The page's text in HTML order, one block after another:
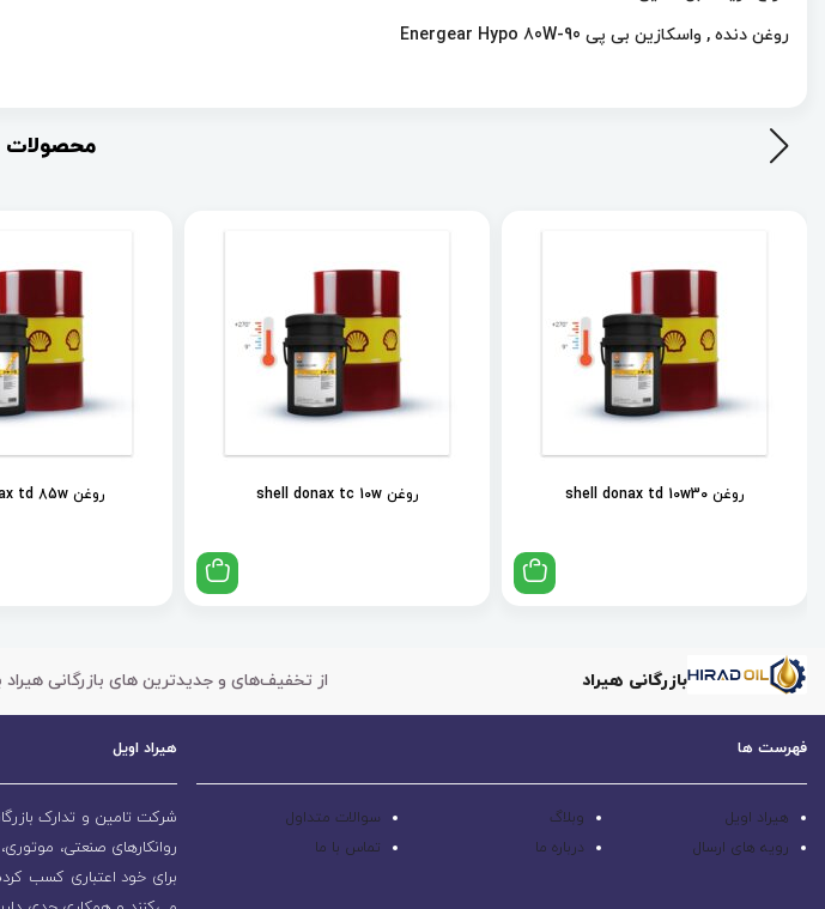
روغن دنده , واسکازین بی پی Energear Hypo 80W-90
محصولات
روغن shell donax td 10w30 روغن shell donax tc 10w روغن shell donax td 85w
بازرگانی هیراد از تخفیف‌های و جدیدترین های بازرگانی هیراد
فهرست ها
هیراد اویل وبلاگ
سوالات متداول
رویه های ارسال
درباره ما تماس با ما
هیراد اویل
شرکت تامین و تدارک
روانکارهای صنعتی،
برای خود اعتباری کسب